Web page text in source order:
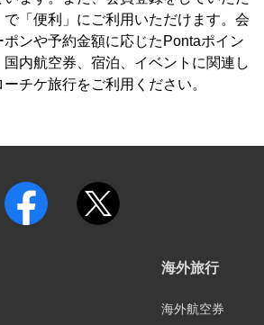
で「便利」にご利用いただけます。会
ポンや予約金額に応じたPontaポイン
国内航空券、宿泊、イベントに関連し
チケ旅行をご利用ください。
海外旅行
海外航空券